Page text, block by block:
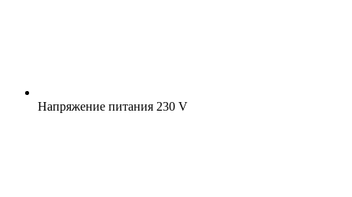
Напряжение питания 230 V